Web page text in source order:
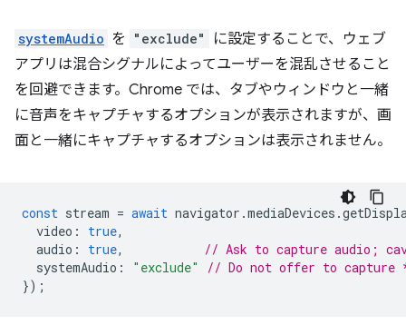
systemAudio を "exclude"
に設定することで、ウェブ
アプリは混合シグナルによってユーザーを混乱させること
を回避できます。Chrome では、タブやウィンドウと一緒
に音声をキャプチャするオプションが表示されますが、画
面と一緒にキャプチャするオプションは表示されません。
const stream = await navigator .mediaDevices .
video : true,
audio : true,
// Ask to capture audio;
systemAudio : "exclude"
// Do not offer to capture
});